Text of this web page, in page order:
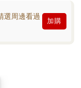
選周邊看過
加購